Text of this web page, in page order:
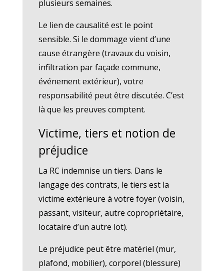
plusieurs semaines.
Le lien de causalité est le point
sensible. Si le dommage vient d’une
cause étrangère (travaux du voisin,
infiltration par façade commune,
événement extérieur), votre
responsabilité peut être discutée. C’est
là que les preuves comptent.
Victime, tiers et notion de
préjudice
La RC indemnise un tiers. Dans le
langage des contrats, le tiers est la
victime extérieure à votre foyer (voisin,
passant, visiteur, autre copropriétaire,
locataire d’un autre lot).
Le préjudice peut être matériel (mur,
plafond, mobilier), corporel (blessure)